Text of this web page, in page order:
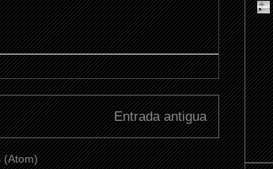
Entrada antigua
(Atom)